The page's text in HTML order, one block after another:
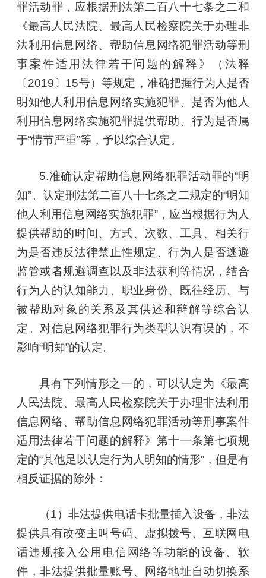
罪活动罪，应根据刑法第二百八十七条之二和
《最高人民法院、最高人民检察院关于办理非
法利用信息网络、帮助信息网络犯罪活动等刑
事案件适用法律若干问题的解释》（法释
〔2019〕15号）等规定，准确把握行为人是否
明知他人利用信息网络实施犯罪、是否为他人
利用信息网络实施犯罪提供帮助、行为是否属
于“情节严重”等，予以综合认定。
5.准确认定帮助信息网络犯罪活动罪的“明
知”。认定刑法第二百八十七条之二规定的“明知
他人利用信息网络实施犯罪”，应当根据行为人
提供帮助的时间、方式、次数、工具、相关行
为是否违反法律禁止性规定、行为人是否逃避
监管或者规避调查以及非法获利等情况，结合
行为人的认知能力、职业身份、既往经历、与
被帮助对象的关系及其供述和辩解等综合认
定。对信息网络犯罪行为类型认识有误的，不
影响“明知”的认定。
具有下列情形之一的，可以认定为《最高
人民法院、最高人民检察院关于办理非法利用
信息网络、帮助信息网络犯罪活动等刑事案件
适用法律若干问题的解释》第十一条第七项规
定的“其他足以认定行为人明知的情形”，但是有
相反证据的除外：
（1）非法提供电话卡批量插入设备，非法
提供具有改变主叫号码、虚拟拨号、互联网电
话违规接入公用电信网络等功能的设备、软
件，非法提供批量账号、网络地址自动切换系